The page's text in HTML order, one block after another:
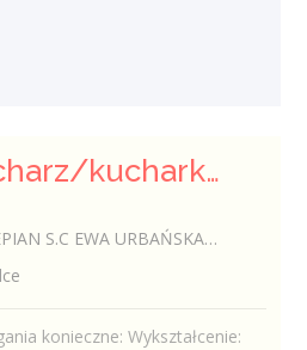
Młodszy kucharz/kucharka
URBAŃSKA-FELCZAK, ROBERT KANTOR
konieczne: Wykształcenie: